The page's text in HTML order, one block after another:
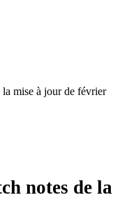
mise à jour de février
notes de la